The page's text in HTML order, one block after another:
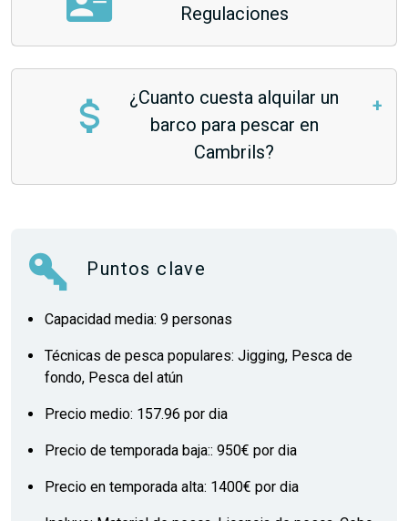
Regulaciones
¿Cuanto cuesta alquilar un
barco para pescar en
Cambrils?
Puntos clave
Capacidad media: 9 personas
Técnicas de pesca populares: Jigging, Pesca de
fondo, Pesca del atún
Precio medio: 157.96 por dia
Precio de temporada baja:: 950€ por dia
Precio en temporada alta: 1400€ por dia